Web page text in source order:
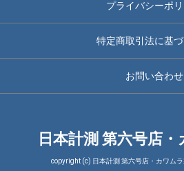
プライバシーポ
特定商取引法に基
お問い合わせ
日本計測 第六号店
copyright (c) 日本計測 第六号店・カワム